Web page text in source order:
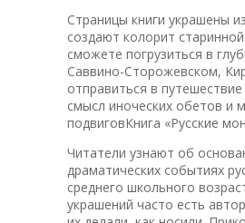
Страницы книги украшены
создают колорит
сможете погрузиться в
Саввино-Сторожевском,
отправиться в
смысл иноческих обетов и
подвиговКнига «Русские
Читатели узнают об
драматических событиях
среднего школьного
украшений часто есть